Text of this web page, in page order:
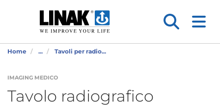
Home ... Tavoli per radio...
IMAGING MEDICO
Tavolo radiografico